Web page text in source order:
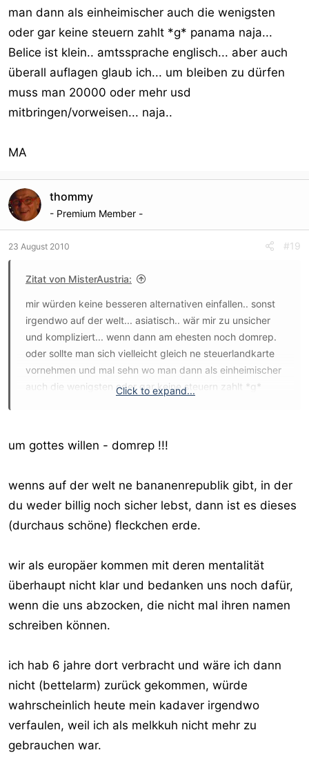
man dann als einheimischer auch die wenigsten
oder gar keine steuern zahlt *g* panama naja...
Belice ist klein.. amtssprache englisch... aber auch
überall auflagen glaub ich... um bleiben zu dürfen
muss man 20000 oder mehr usd
mitbringen/vorweisen... naja..
MA
thommy
- Premium Member -
23 August 2010 #19
Zitat von MisterAustria:
mir würden keine besseren alternativen einfallen.. sonst
irgendwo auf der welt... asiatisch.. wär mir zu unsicher
und kompliziert... wenn dann am ehesten noch domrep.
oder sollte man sich vielleicht gleich ne steuerlandkarte
vornehmen und mal sehn wo man dann als einheimischer
auch die wenigsten oder gar keine steuern zahlt *g*
mitbringen/vorweisen... naja..
MA
Click to expand...
um gottes willen - domrep !!!
wenns auf der welt ne bananenrepublik gibt, in der
du weder billig noch sicher lebst, dann ist es dieses
(durchaus schöne) fleckchen erde.
wir als europäer kommen mit deren mentalität
überhaupt nicht klar und bedanken uns noch dafür,
wenn die uns abzocken, die nicht mal ihren namen
schreiben können.
ich hab 6 jahre dort verbracht und wäre ich dann
nicht (bettelarm) zurück gekommen, würde
wahrscheinlich heute mein kadaver irgendwo
verfaulen, weil ich als melkkuh nicht mehr zu
gebrauchen war.